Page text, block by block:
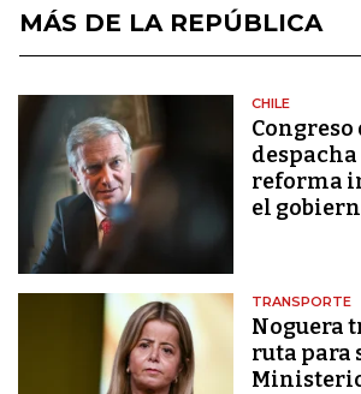
MÁS DE LA REPÚBLICA
CHILE
Congreso
reforma
el
TRANSPORTE
Noguera
ruta para